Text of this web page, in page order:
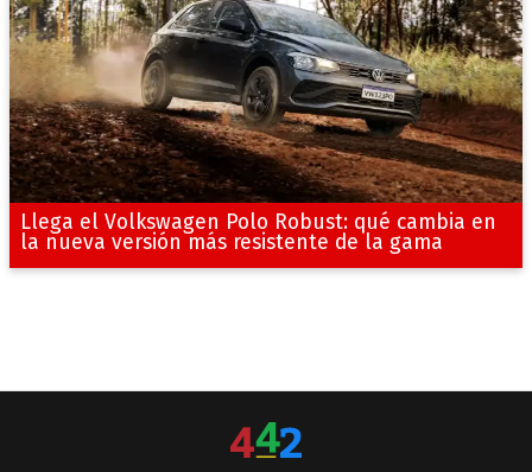
Llega el Volkswagen Polo Robust: qué cambia en
la nueva versión más resistente de la gama